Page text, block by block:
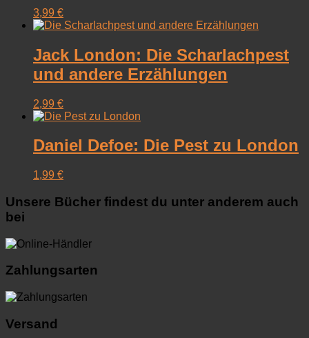
3,99 €
Jack London: Die Scharlachpest
und andere Erzählungen
2,99 €
Daniel Defoe: Die Pest zu London
1,99 €
Unsere Bücher findest du unter anderem auch
bei
Zahlungsarten
Versand